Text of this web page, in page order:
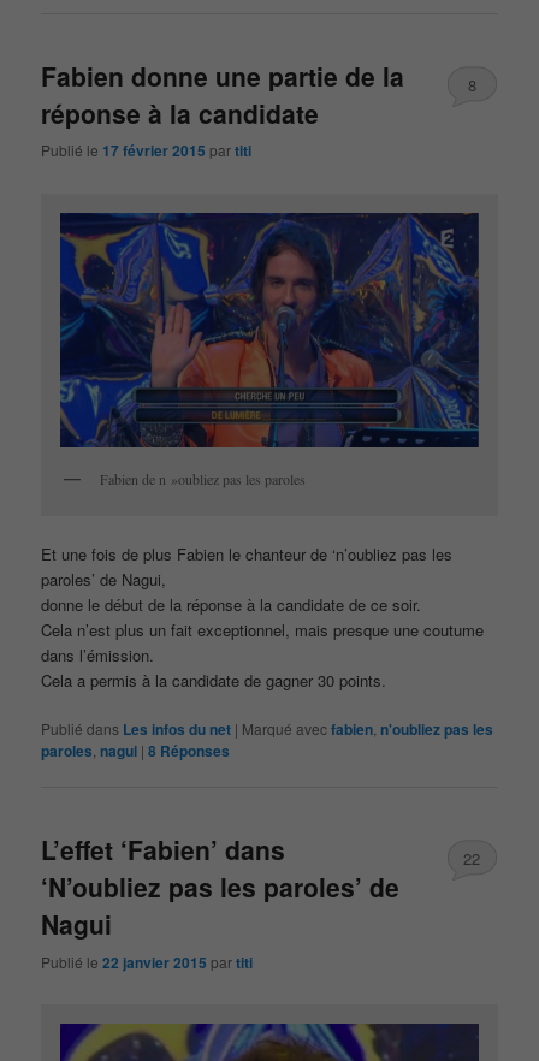
Fabien donne une partie de la
réponse à la candidate
Publié le 17 février 2015 partiti
8
Fabien de n »oubliez pas les paroles
Et une fois de plus Fabien le chanteur de ‘n’oubliez pas les
paroles’ de Nagui,
donne le début de la réponse à la candidate de ce soir.
Cela n’est plus un fait exceptionnel, mais presque une coutume
dans l’émission.
Cela a permis à la candidate de gagner 30 points.
Publié dans Les infos du net | Marqué avecfabien n'oubliez pas les
paroles nagui |8 Réponses
L’effet ‘Fabien’ dans
‘N’oubliez pas les paroles’ de
Nagui
Publié le22 janvier 2015 partiti
22